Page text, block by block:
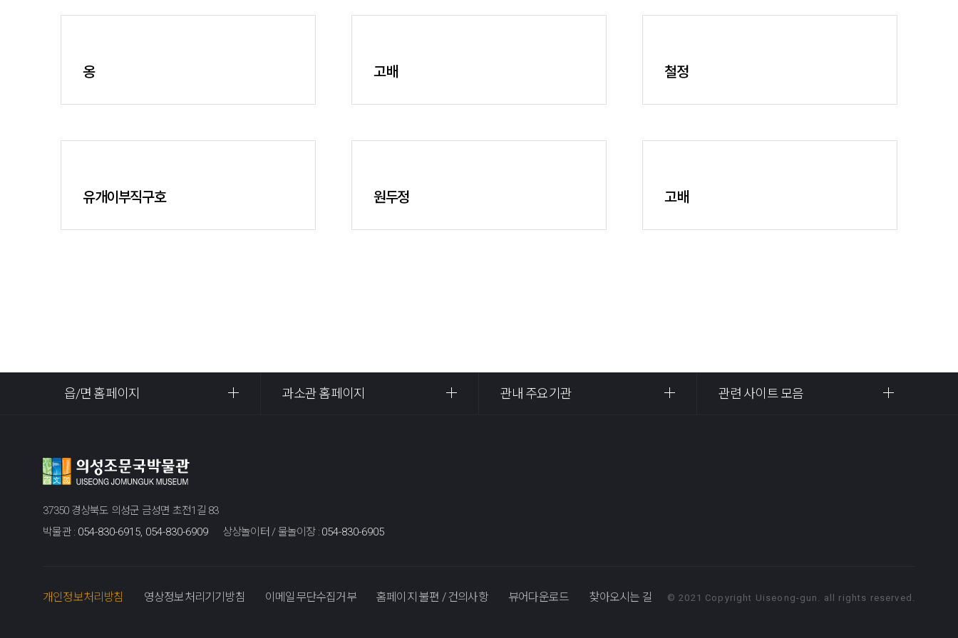
옹 고배 철정
유개이부직구호 원두정 고배
읍/면 홈페이지 과소관 홈페이지 관내 주요기관 관련 사이트 모음
37350 경상북도 의성군 금성면 초전1길 83
박물관 : 054-830-6915, 054-830-6909 상상놀이터 / 물놀이장 : 054-830-6905
개인정보처리방침 영상정보처리기기방침 이메일무단수집거부 홈페이지 불편 / 건의사항 뷰어다운로드 찾아오시는 길 © 2021 Copyright Uiseong-gun. all rights reserved.